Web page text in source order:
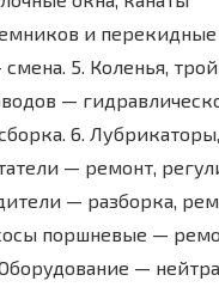
и перекидные
5. Коленья,
—
6. Лубрикаторы,
— ремонт,
— разборка,
поршневые —
—